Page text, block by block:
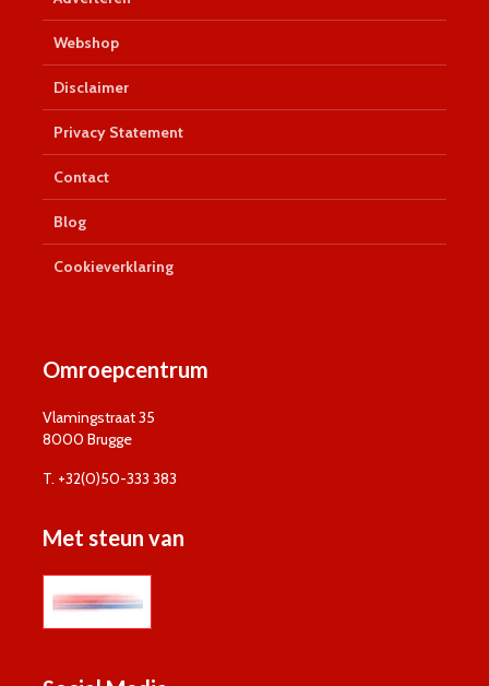
Webshop
Disclaimer
Privacy Statement
Contact
Blog
Cookieverklaring
Omroepcentrum
Vlamingstraat 35
8000 Brugge
T. +32(0)50-333 383
Met steun van